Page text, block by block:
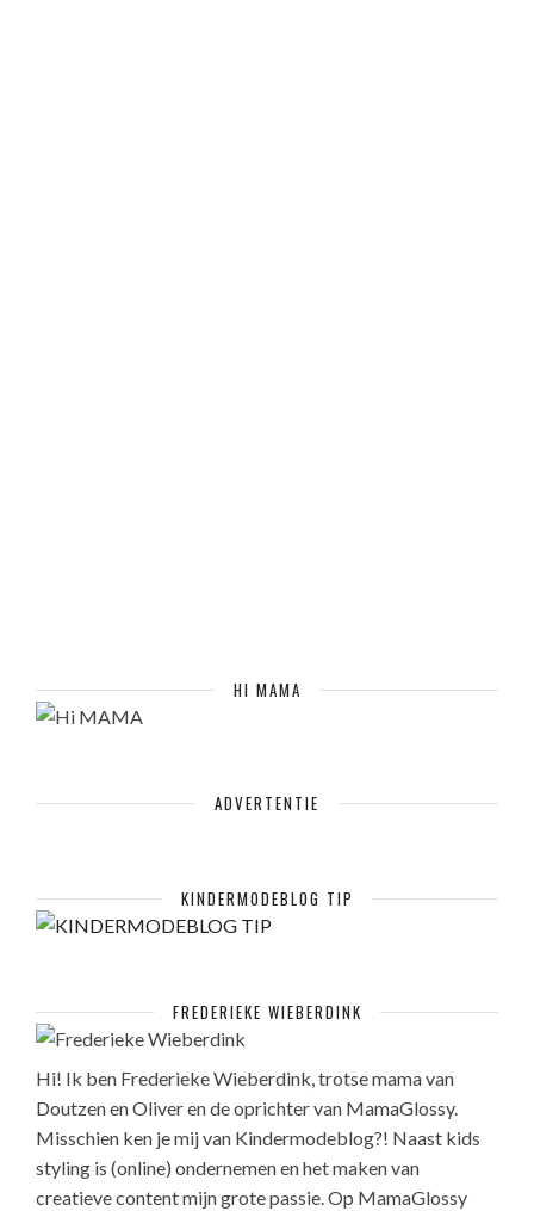
HI MAMA
ADVERTENTIE
KINDERMODEBLOG TIP
FREDERIEKE WIEBERDINK
Hi! Ik ben Frederieke Wieberdink, trotse mama van
Doutzen en Oliver en de oprichter van MamaGlossy.
Misschien ken je mij van Kindermodeblog?! Naast kids
styling is (online) ondernemen en het maken van
creatieve content mijn grote passie. Op MamaGlossy